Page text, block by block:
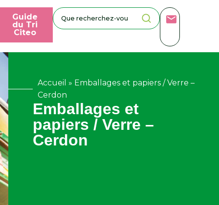
Guide
du Tri
Citeo
Accueil » Emballages et papiers / Verre –
Cerdon
Emballages et
papiers / Verre –
Cerdon